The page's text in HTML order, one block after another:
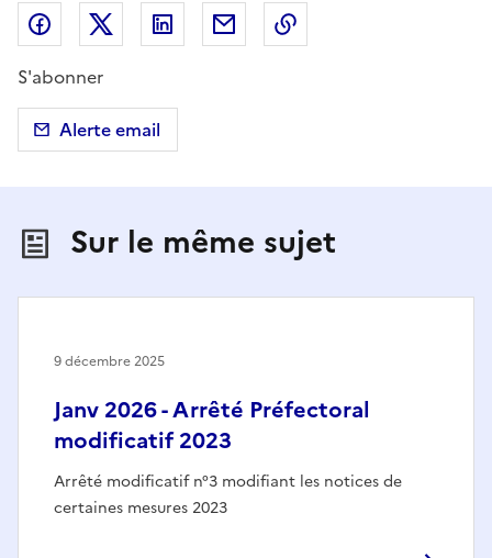
Partager sur Facebook
Partager sur X (anciennement Twitter)
Partager sur LinkedIn
Partager par email
S'abonner
Alerte email
Sur le même sujet
Janv 2026 - Arrêté Préfectoral
modificatif 2023
Arrêté modificatif n°3 modifiant les notices de
certaines mesures 2023
9 décembre 2025